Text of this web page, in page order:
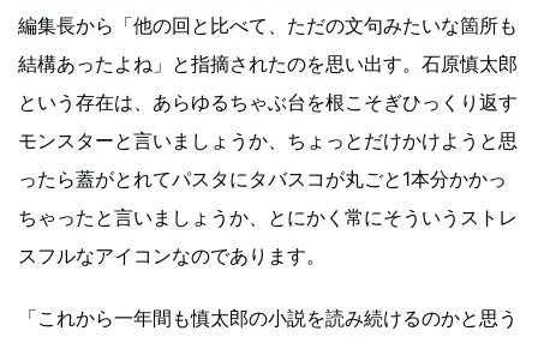
編集長から「他の回と比べて、ただの文句みたいな箇所も
結構あったよね」と指摘されたのを思い出す。石原慎太郎
という存在は、あらゆるちゃぶ台を根こそぎひっくり返す
モンスターと言いましょうか、ちょっとだけかけようと思
ったら蓋がとれてパスタにタバスコが丸ごと1本分かかっ
ちゃったと言いましょうか、とにかく常にそういうストレ
スフルなアイコンなのであります。
「これから一年間も慎太郎の小説を読み続けるのかと思う